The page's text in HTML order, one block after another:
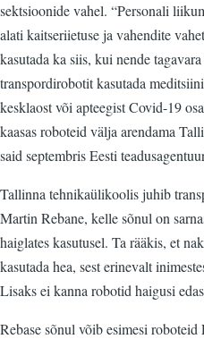
sektsioonide vahel. “Personali
alati kaitseriietuse ja vahendite
kasutada ka siis, kui nende
transpordirobotit kasutada
kesklaost või apteegist Covid-19
kaasas roboteid välja arendama
said septembris Eesti
Tallinna tehnikaülikoolis juhib
Martin Rebane, kelle sõnul on
haiglates kasutusel. Ta rääkis, et
kasutada hea, sest erinevalt
Lisaks ei kanna robotid haigusi
Rebase sõnul võib esimesi